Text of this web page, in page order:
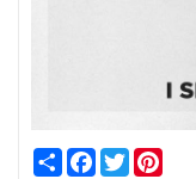
CondividiFacebook
Twitter